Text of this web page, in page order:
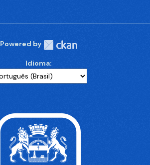
Powered by
Idioma